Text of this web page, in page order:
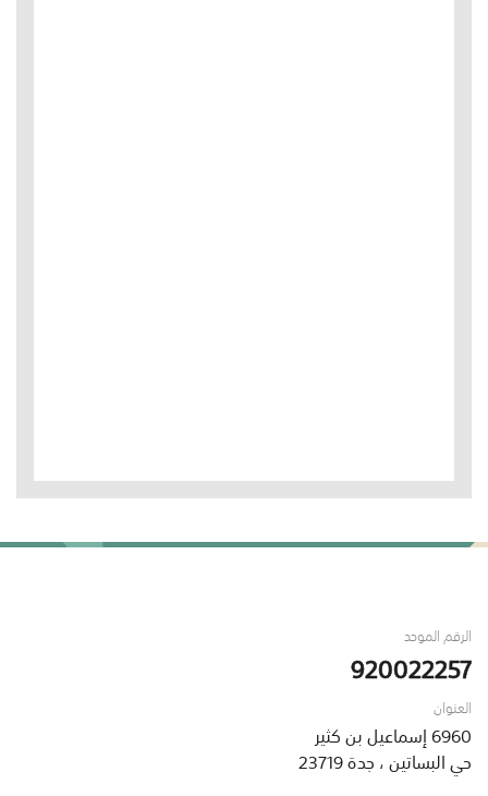
الرقم الموحد
920022257
العنوان
6960 إسماعيل بن كثير
حي البساتين ، جدة 23719